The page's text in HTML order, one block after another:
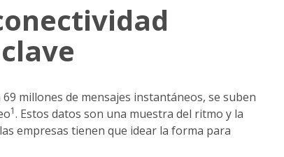
millones de mensajes instantáneos, se suben
1. Estos datos son una muestra del ritmo y la
empresas tienen que idear la forma para